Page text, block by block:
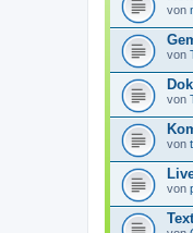
von
von
von
von
von